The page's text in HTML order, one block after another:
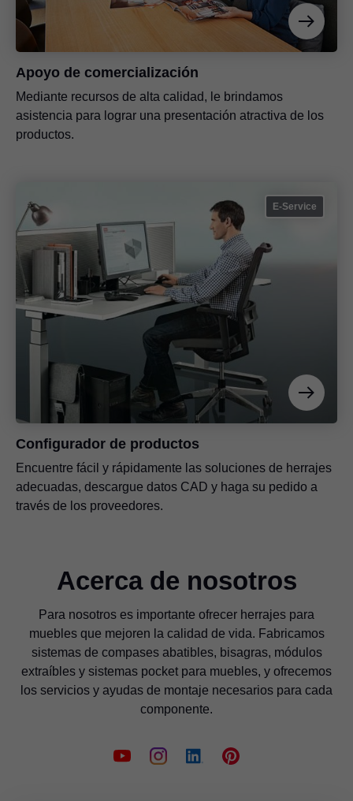
Apoyo de comercialización
Mediante recursos de alta calidad, le brindamos
asistencia para lograr una presentación atractiva de los
productos.
E-Service
Configurador de productos
Encuentre fácil y rápidamente las soluciones de herrajes
adecuadas, descargue datos CAD y haga su pedido a
través de los proveedores.
Acerca de nosotros
Para nosotros es importante ofrecer herrajes para
muebles que mejoren la calidad de vida. Fabricamos
sistemas de compases abatibles, bisagras, módulos
extraíbles y sistemas pocket para muebles, y ofrecemos
los servicios y ayudas de montaje necesarios para cada
componente.